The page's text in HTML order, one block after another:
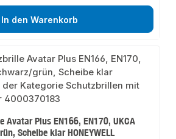
In den Warenkorb
Plus EN166, EN170, UKCA
Scheibe klar HONEYWELL